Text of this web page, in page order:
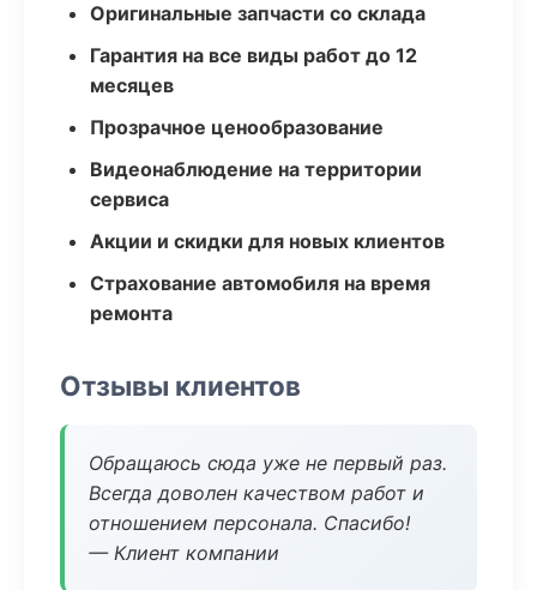
Оригинальные запчасти со склада
Гарантия на все виды работ до 12
месяцев
Прозрачное ценообразование
Видеонаблюдение на территории
сервиса
Акции и скидки для новых клиентов
Страхование автомобиля на время
ремонта
Отзывы клиентов
Обращаюсь сюда уже не первый раз.
Всегда доволен качеством работ и
отношением персонала. Спасибо!
— Клиент компании